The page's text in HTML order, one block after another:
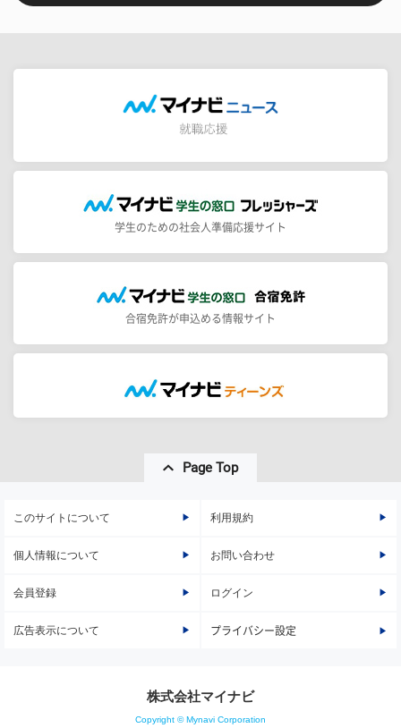
学生のための社会人準備応援サイト
合宿免許が申込める情報サイト
Page Top
このサイトについて 利用規約
個人情報について お問い合わせ
会員登録 ログイン
広告表示について プライバシー設定
株式会社マイナビ
Copyright © Mynavi Corporation